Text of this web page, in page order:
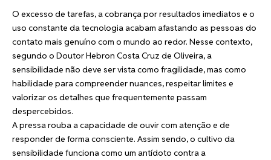
O excesso de tarefas, a cobrança por resultados imediatos e o
uso constante da tecnologia acabam afastando as pessoas do
contato mais genuíno com o mundo ao redor. Nesse contexto,
segundo o Doutor Hebron Costa Cruz de Oliveira, a
sensibilidade não deve ser vista como fragilidade, mas como
habilidade para compreender nuances, respeitar limites e
valorizar os detalhes que frequentemente passam
despercebidos.
A pressa rouba a capacidade de ouvir com atenção e de
responder de forma consciente. Assim sendo, o cultivo da
sensibilidade funciona como um antídoto contra a